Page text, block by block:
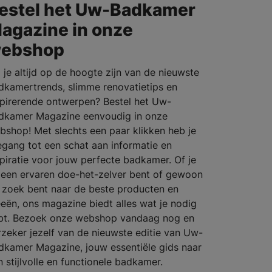
het Uw-Badkamer
in onze
je altijd op de hoogte zijn van de nieuwste
slimme renovatietips en
ontwerpen? Bestel het Uw-
Magazine eenvoudig in onze
Met slechts een paar klikken heb je
tot een schat aan informatie en
voor jouw perfecte badkamer. Of je
ervaren doe-het-zelver bent of gewoon
bent naar de beste producten en
ons magazine biedt alles wat je nodig
Bezoek onze webshop vandaag nog en
jezelf van de nieuwste editie van Uw-
Magazine, jouw essentiële gids naar
stijlvolle en functionele badkamer.